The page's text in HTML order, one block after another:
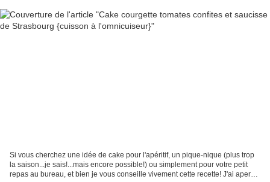
Si vous cherchez une idée de cake pour l'apéritif, un pique-nique (plus trop
la saison...je sais!...mais encore possible!) ou simplement pour votre petit
repas au bureau, et bien je vous conseille vivement cette recette! J'ai aperçu